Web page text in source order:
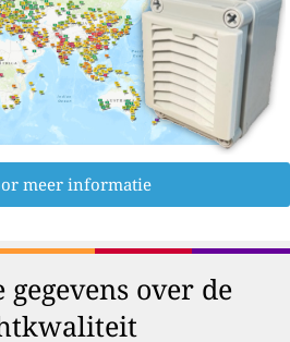
meer informatie
over de